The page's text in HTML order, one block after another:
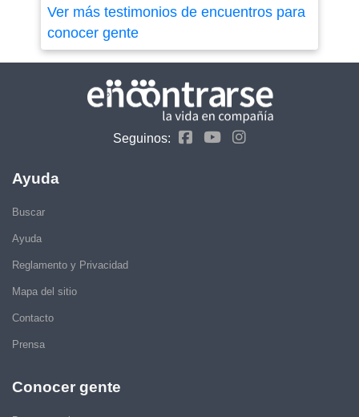
Ver más testimonios de encuentros para
conocer gente
Seguinos:
Ayuda
Buscar
Ayuda
Reglamento y Privacidad
Mapa del sitio
Contacto
Prensa
Conocer gente